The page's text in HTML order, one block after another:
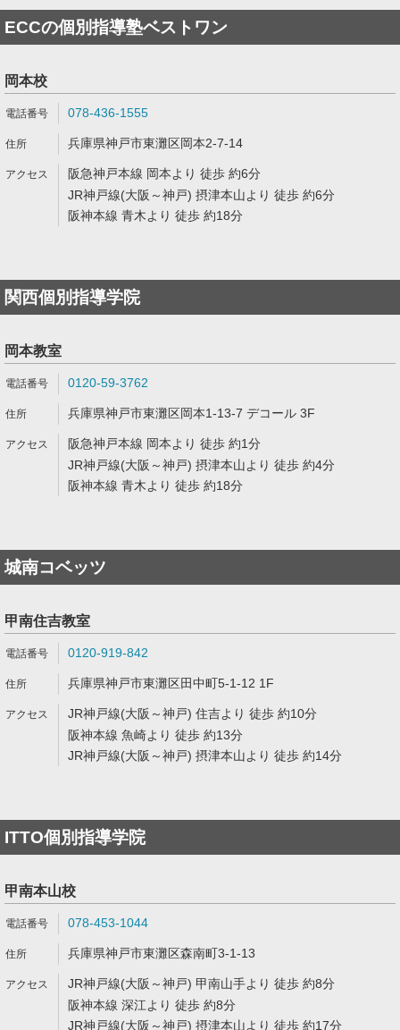
ECCの個別指導塾ベストワン
岡本校
078-436-1555
兵庫県神戸市東灘区岡本2-7-14
阪急神戸本線 岡本より 徒歩 約6分
JR神戸線(大阪～神戸) 摂津本山より 徒歩 約6分
阪神本線 青木より 徒歩 約18分
関西個別指導学院
岡本教室
0120-59-3762
兵庫県神戸市東灘区岡本1-13-7 デコール 3F
阪急神戸本線 岡本より 徒歩 約1分
JR神戸線(大阪～神戸) 摂津本山より 徒歩 約4分
阪神本線 青木より 徒歩 約18分
城南コベッツ
甲南住吉教室
0120-919-842
兵庫県神戸市東灘区田中町5-1-12 1F
JR神戸線(大阪～神戸) 住吉より 徒歩 約10分
阪神本線 魚崎より 徒歩 約13分
JR神戸線(大阪～神戸) 摂津本山より 徒歩 約14分
ITTO個別指導学院
甲南本山校
078-453-1044
兵庫県神戸市東灘区森南町3-1-13
JR神戸線(大阪～神戸) 甲南山手より 徒歩 約8分
阪神本線 深江より 徒歩 約8分
JR神戸線(大阪～神戸) 摂津本山より 徒歩 約17分